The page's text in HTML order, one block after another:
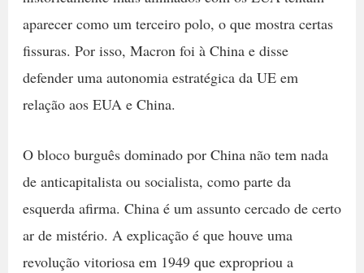
aparecer como um terceiro polo, o que mostra certas
fissuras. Por isso, Macron foi à China e disse
defender uma autonomia estratégica da UE em
relação aos EUA e China.
O bloco burguês dominado por China não tem nada
de anticapitalista ou socialista, como parte da
esquerda afirma. China é um assunto cercado de certo
ar de mistério. A explicação é que houve uma
revolução vitoriosa em 1949 que expropriou a